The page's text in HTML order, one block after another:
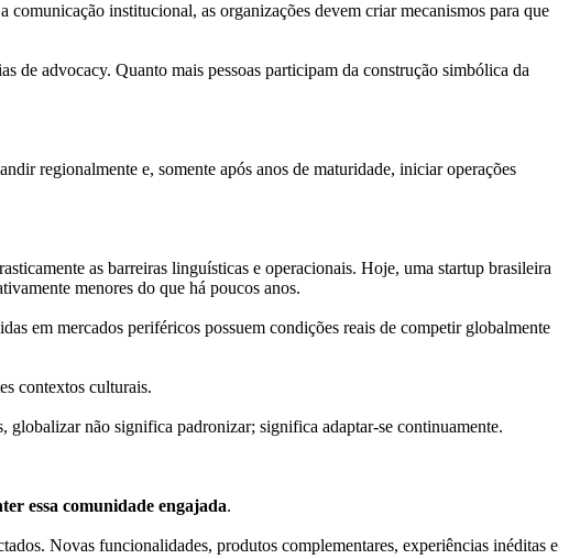
institucional, as organizações devem criar mecanismos para que
de advocacy. Quanto mais pessoas participam da construção simbólica da
regionalmente e, somente após anos de maturidade, iniciar operações
as barreiras linguísticas e operacionais. Hoje, uma startup brasileira
menores do que há poucos anos.
em mercados periféricos possuem condições reais de competir globalmente
contextos culturais.
globalizar não significa padronizar; significa adaptar-se continuamente.
essa comunidade engajada.
Novas funcionalidades, produtos complementares, experiências inéditas e